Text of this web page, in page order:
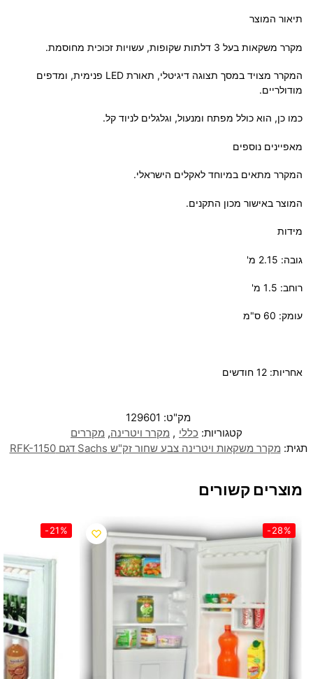
תיאור המוצר
מקרר משקאות בעל 3 דלתות שקופות, עשויות זכוכית מחוסמת.
המקרר מצויד במסך תצוגה דיגיטלי, תאורת LED פנימית, ומדפים
מודולריים.
כמו כן, הוא כולל מפתח ומנעול, וגלגלים לניוד קל.
מאפיינים נוספים
המקרר מתאים במיוחד לאקלים הישראלי.
המוצר באישור מכון התקנים.
מידות
גובה: 2.15 מ'
רוחב: 1.5 מ'
עומק: 60 ס"מ
אחריות:
מק"ט: 129601
קטגוריות: כללי , מקרר ויטרינה, מקררים
תגית: מקרר משקאות ויטרינה צבע שחור זק"ש Sachs דגם RFK-1150
מוצרים קשורים
-28%
-21%